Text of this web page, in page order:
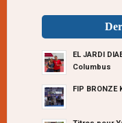
EL JARDI
Columbus
FIP